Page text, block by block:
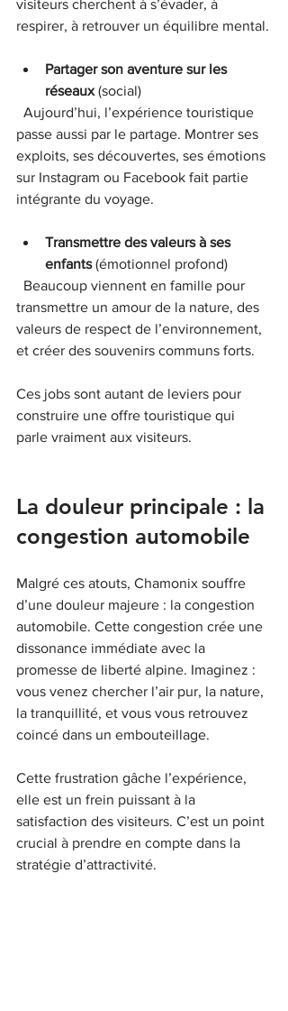
visiteurs cherchent à s’évader, à
respirer, à retrouver un équilibre mental.
Partager son aventure sur les
réseaux (social)
passe aussi par le partage. Montrer ses
exploits, ses découvertes, ses émotions
sur Instagram ou Facebook fait partie
intégrante du voyage.
Transmettre des valeurs à ses
enfants (émotionnel profond)
transmettre un amour de la nature, des
valeurs de respect de l’environnement,
et créer des souvenirs communs forts.
Ces jobs sont autant de leviers pour
construire une offre touristique qui
parle vraiment aux visiteurs.
La douleur principale : la
congestion automobile
Malgré ces atouts, Chamonix souffre
d’une douleur majeure : la congestion
automobile. Cette congestion crée une
dissonance immédiate avec la
promesse de liberté alpine. Imaginez :
vous venez chercher l’air pur, la nature,
la tranquillité, et vous vous retrouvez
coincé dans un embouteillage.
Cette frustration gâche l’expérience,
elle est un frein puissant à la
satisfaction des visiteurs. C’est un point
crucial à prendre en compte dans la
stratégie d’attractivité.